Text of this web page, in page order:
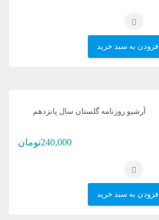
افزودن به سبد خرید
آرشیو روزنامه گلستان سال پانزدهم
240,000تومان
افزودن به سبد خرید